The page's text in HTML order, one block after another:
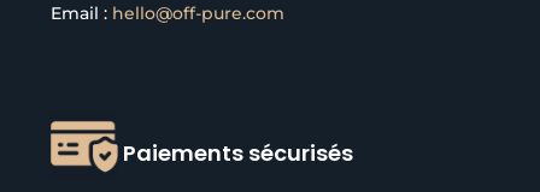
Email : hello@off-pure.com
Paiements sécurisés